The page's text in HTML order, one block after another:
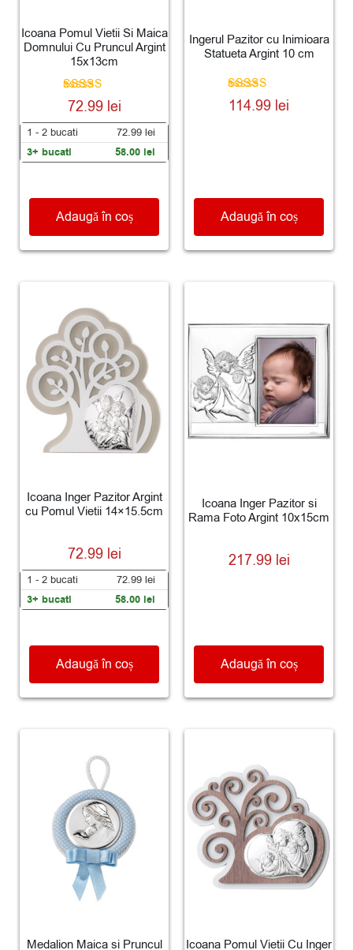
Icoana Pomul Vietii Si Maica
Domnului Cu Pruncul Argint
15x13cm
Evaluat la
5.00
din 5
72.99 lei
1 - 2 bucati 72.99 lei
3+ bucati 58.00 lei
Adaugă în coș
Ingerul Pazitor cu Inimioara
Statueta Argint 10 cm
Evaluat la
5.00
114.99 lei
Adaugă în coș
Icoana Inger Pazitor Argint
cu Pomul Vietii 14×15.5cm
72.99 lei
1 - 2 bucati 72.99 lei
3+ bucati 58.00 lei
Adaugă în coș
Icoana Inger Pazitor si
Rama Foto Argint 10x15cm
217.99 lei
Adaugă în coș
Medalion Maica si Pruncul
Icoana Pomul Vietii Cu Inger